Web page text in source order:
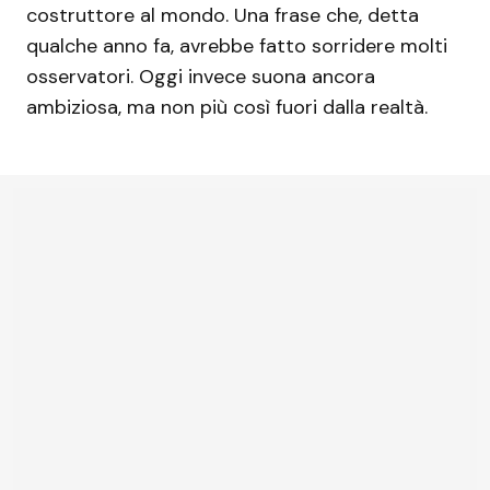
costruttore al mondo. Una frase che, detta
qualche anno fa, avrebbe fatto sorridere molti
osservatori. Oggi invece suona ancora
ambiziosa, ma non più così fuori dalla realtà.